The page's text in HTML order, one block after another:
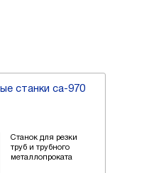
станки са-970
Станок для резки
труб и трубного
металлопроката